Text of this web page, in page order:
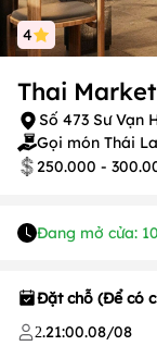
4
Thai
Số 473 Sư Vạn
Gọi món Thái
250.000 -
Đang mở cửa:
Đặt chỗ (Để có
2.21:00.08/08